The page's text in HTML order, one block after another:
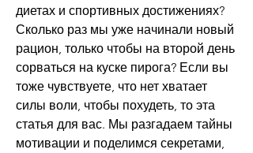
диетах и спортивных достижениях?
Сколько раз мы уже начинали новый
рацион, только чтобы на второй день
сорваться на куске пирога? Если вы
тоже чувствуете, что нет хватает
силы воли, чтобы похудеть, то эта
статья для вас. Мы разгадаем тайны
мотивации и поделимся секретами,